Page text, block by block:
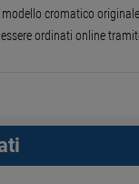
cromatico
ordinati online